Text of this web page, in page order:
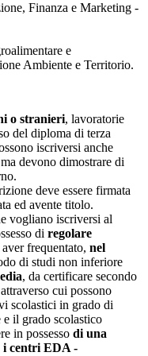
Finanza e Marketing -
e
Ambiente e Territorio.
o stranieri, lavoratorie
del diploma di terza
iscriversi anche
devono dimostrare di
deve essere firmata
ed avente titolo.
vogliano iscriversi al
di regolare
frequentato, nel
di studi non inferiore
, da certificare secondo
cui possono
scolastici in grado di
e il grado scolastico
in possesso di una
i centri EDA -